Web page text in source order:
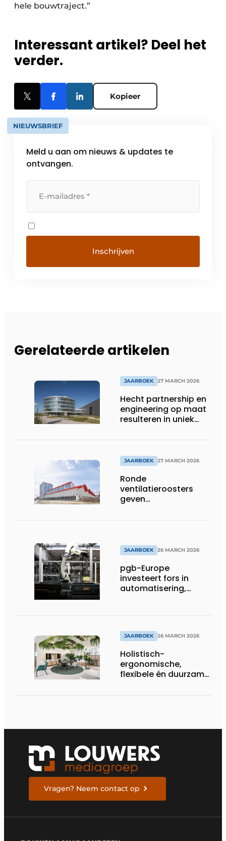
hele bouwtraject.”
Interessant artikel? Deel het
verder.
Kopieer
NIEUWSBRIEF
Meld u aan om nieuws & updates te
ontvangen.
Gerelateerde artikelen
JAARBOEK 27 MARCH 2026
Hecht partnership en
engineering op maat
resulteren in uniek
JAARBOEK 27 MARCH 2026
Ronde
ventilatieroosters
geven
JAARBOEK 26 MARCH 2026
pgb-Europe
investeert fors in
automatisering,
JAARBOEK 26 MARCH 2026
Holistisch-
ergonomische,
flexibele én duurzame
Vragen? Neem contact op